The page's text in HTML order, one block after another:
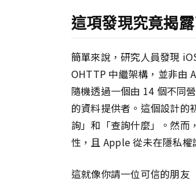
這項發現究竟揭
簡單來說，研究人員發現
OHTTP 中繼架構，並非由
隨機透過一個由 14 個不同
的資料提供者。這個設計的
詢」和「查詢什麼」。然而
性，且 Apple 從未在隱私權
這就像你請一位可信的朋友